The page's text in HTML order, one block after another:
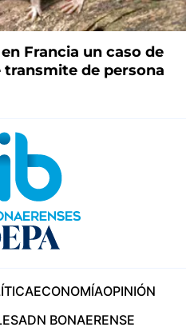
Francia un caso de
transmite de persona
ECONOMÍAOPINIÓN
ADN BONAERENSE